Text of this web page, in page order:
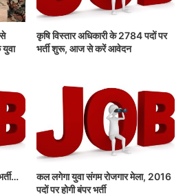
कृषि विस्तार अधिकारी के 2784 पदों पर
भर्ती शुरू, आज से करें आवेदन
कल लगेगा युवा संगम रोजगार मेला, 2016
पदों पर होगी बंपर भर्ती